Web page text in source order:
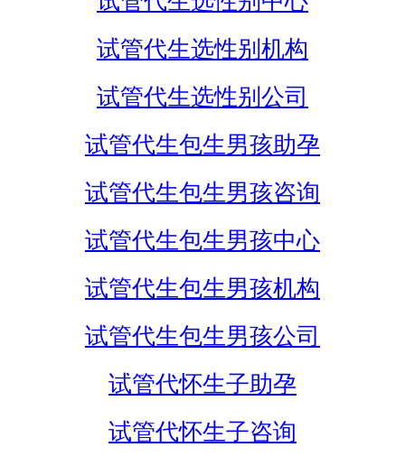
试管代生选性别机构
试管代生选性别公司
试管代生包生男孩助孕
试管代生包生男孩咨询
试管代生包生男孩中心
试管代生包生男孩机构
试管代生包生男孩公司
试管代怀生子助孕
试管代怀生子咨询